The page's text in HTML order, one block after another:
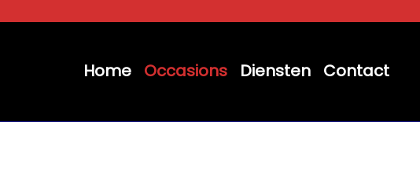
Home Occasions Diensten Contact